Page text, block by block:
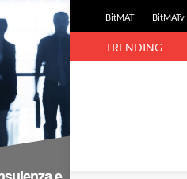
BitMAT BitMATv
TRENDING